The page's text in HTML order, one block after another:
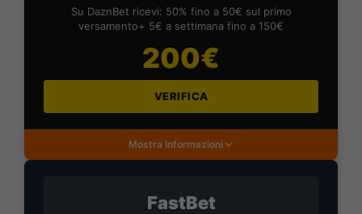
Su DaznBet ricevi: 50% fino a 50€ sul primo
versamento+ 5€ a settimana fino a 150€
200€
VERIFICA
Mostra Informazioni
FastBet